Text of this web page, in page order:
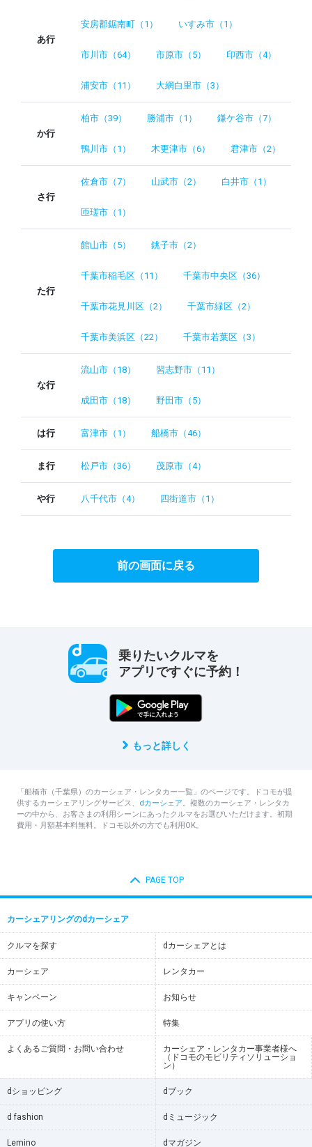
あ行
安房郡鋸南町（1） いすみ市（1）
市川市（64） 市原市（5） 印西市（4）
浦安市（11） 大網白里市（3）
か行
柏市（39） 勝浦市（1） 鎌ケ谷市（7）
鴨川市（1） 木更津市（6） 君津市（2）
さ行
佐倉市（7） 山武市（2） 白井市（1）
匝瑳市（1）
た行
館山市（5） 銚子市（2）
千葉市稲毛区（11） 千葉市中央区（36）
千葉市花見川区（2） 千葉市緑区（2）
千葉市美浜区（22） 千葉市若葉区（3）
な行
流山市（18） 習志野市（11）
成田市（18） 野田市（5）
は行 富津市（1） 船橋市（46）
ま行 松戸市（36） 茂原市（4）
や行 八千代市（4） 四街道市（1）
前の画面に戻る
乗りたいクルマを
アプリですぐに予約！
もっと詳しく
「船橋市（千葉県）のカーシェア・レンタカー一覧」のページです。ドコモが提
供するカーシェアリングサービス、 dカーシェア。複数のカーシェア・レンタカ
ーの中から、お客さまの利用シーンにあったクルマをお選びいただけます。初期
費用・月額基本料無料。ドコモ以外の方でも利用OK。
PAGE TOP
カーシェアリングのdカーシェア
クルマを探す dカーシェアとは
カーシェア レンタカー
キャンペーン お知らせ
アプリの使い方 特集
よくあるご質問・お問い合わせ
カーシェア・レンタカー事業者様へ
（ドコモのモビリティソリューショ
ン）
dショッピング dブック
d fashion dミュージック
Lemino dマガジン